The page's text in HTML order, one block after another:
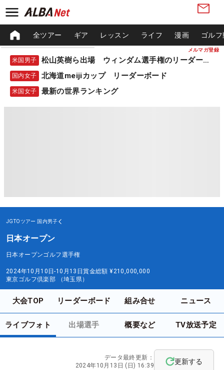
メルマガ登録
全ツアー ギア レッスン ライフ 漫画 ゴル
米国男子 松山英樹ら出場 ウィンダム選手権のリーダーボード
国内女子 北海道meijiカップ リーダーボード
米国女子 最新の世界ランキング
JGTOツアー 国内男子
日本オープン
日本オープンゴルフ選手権
2024年10月10日-10月13日賞金総額 ¥210,000,000
東京ゴルフ倶楽部 （埼玉県）
大会TOP リーダーボード 組み合せ ニュース
ライブフォト 出場選手 概要など TV放送予定
データ最終更新：
2024年10月13日 (日) 16:39
更新する